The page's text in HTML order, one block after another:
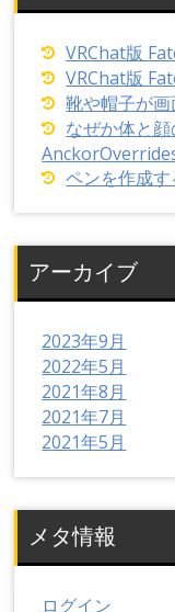
VRChat版
VRChat版
靴や帽子が
なぜか体と
ペンを作成す
アーカイブ
2023年9月
2022年5月
2021年8月
2021年7月
2021年5月
メタ情報
ログイン